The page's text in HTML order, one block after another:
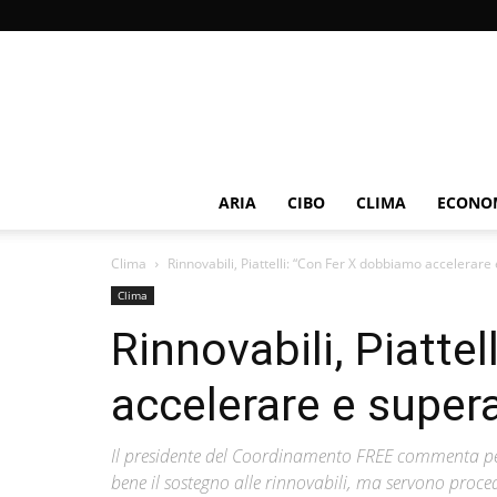
ARIA CIBO CLIMA
Clima Rinnovabili, Piattelli: “Con Fer X dobbiamo
Clima
Rinnovabili,
accelerare e
Il presidente del Coordinamento FREE commenta
bene il sostegno alle rinnovabili, ma servono